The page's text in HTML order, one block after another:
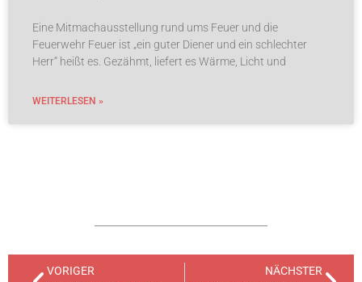
Eine Mitmachausstellung rund ums Feuer und die
Feuerwehr Feuer ist „ein guter Diener und ein schlechter
Herr“ heißt es. Gezähmt, liefert es Wärme, Licht und
WEITERLESEN »
VORIGER NÄCHSTER